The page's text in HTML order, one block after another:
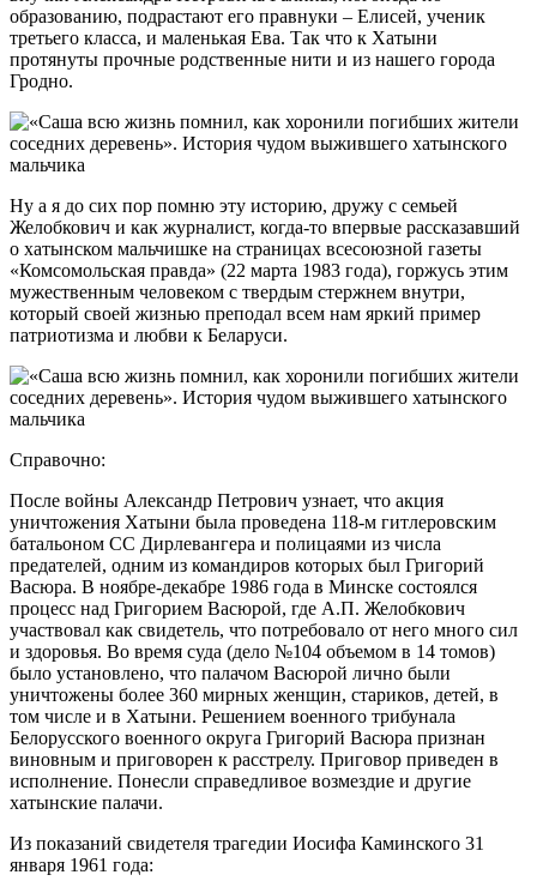
образованию, подрастают его правнуки – Елисей, ученик
третьего класса, и маленькая Ева. Так что к Хатыни
протянуты прочные родственные нити и из нашего города
Гродно.
Ну а я до сих пор помню эту историю, дружу с семьей
Желобкович и как журналист, когда-то впервые рассказавший
о хатынском мальчишке на страницах всесоюзной газеты
«Комсомольская правда» (22 марта 1983 года), горжусь этим
мужественным человеком с твердым стержнем внутри,
который своей жизнью преподал всем нам яркий пример
патриотизма и любви к Беларуси.
Справочно:
После войны Александр Петрович узнает, что акция
уничтожения Хатыни была проведена 118-м гитлеровским
батальоном СС Дирлевангера и полицаями из числа
предателей, одним из командиров которых был Григорий
Васюра. В ноябре-декабре 1986 года в Минске состоялся
процесс над Григорием Васюрой, где А.П. Желобкович
участвовал как свидетель, что потребовало от него много сил
и здоровья. Во время суда (дело №104 объемом в 14 томов)
было установлено, что палачом Васюрой лично были
уничтожены более 360 мирных женщин, стариков, детей, в
том числе и в Хатыни. Решением военного трибунала
Белорусского военного округа Григорий Васюра признан
виновным и приговорен к расстрелу. Приговор приведен в
исполнение. Понесли справедливое возмездие и другие
хатынские палачи.
Из показаний свидетеля трагедии Иосифа Каминского 31
января 1961 года: